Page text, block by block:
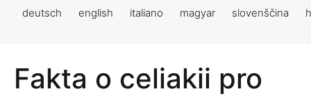
deutsch english italiano magyar slovenščina
Fakta o celiakii pro